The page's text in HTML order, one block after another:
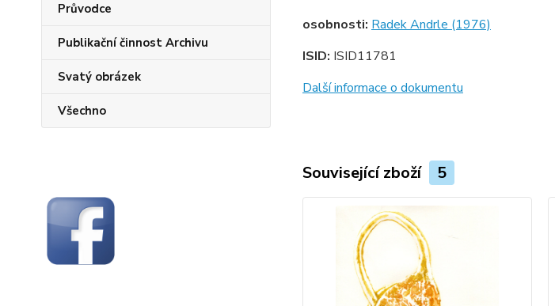
Průvodce
Publikační činnost Archivu
Svatý obrázek
Všechno
osobnosti: Radek Andrle (1976)
ISID: ISID11781
Další informace o dokumentu
Související zboží 5